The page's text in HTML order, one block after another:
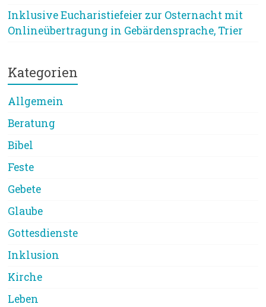
Inklusive Eucharistiefeier zur Osternacht mit
Onlineübertragung in Gebärdensprache, Trier
Kategorien
Allgemein
Beratung
Bibel
Feste
Gebete
Glaube
Gottesdienste
Inklusion
Kirche
Leben